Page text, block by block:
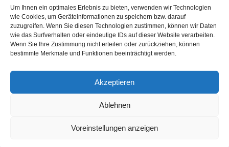
Um Ihnen ein optimales Erlebnis zu bieten, verwenden wir Technologien
wie Cookies, um Geräteinformationen zu speichern bzw. darauf
zuzugreifen. Wenn Sie diesen Technologien zustimmen, können wir Daten
wie das Surfverhalten oder eindeutige IDs auf dieser Website verarbeiten.
Wenn Sie Ihre Zustimmung nicht erteilen oder zurückziehen, können
bestimmte Merkmale und Funktionen beeinträchtigt werden.
Akzeptieren
Ablehnen
Voreinstellungen anzeigen
Mieter üblicherweise selbst darum. Wir empfehlen den
Abschluss einer Maschinenkaskoversicherung, die im
Schadensfall eventuelle Mehrkosten für eine Ersatzlokomotive
trägt.